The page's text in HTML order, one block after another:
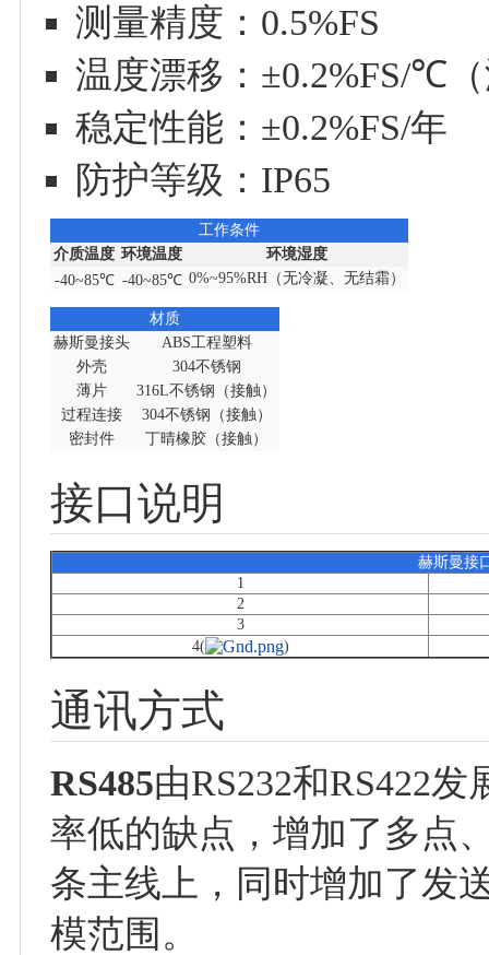
测量精度：0.5%FS
温度漂移：±0.2%FS/℃
稳定性能：±0.2%FS/年
防护等级：IP65
工作条件
介质温度 环境温度
环境湿度
-40~85℃ -40~85℃ 0%~95%RH（无冷凝、无结霜）
材质
赫斯曼接头
ABS工程塑料
外壳
304不锈钢
薄片
316L不锈钢（接触）
过程连接
304不锈钢（接触）
密封件
丁晴橡胶（接触）
接口说明
赫斯曼接
1
2
3
4(
)
通讯方式
RS485由RS232和RS422
率低的缺点，增加了多点
条主线上，同时增加了发
模范围。